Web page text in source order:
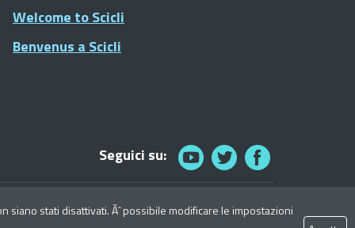
Welcome to Scicli
Benvenus a Scicli
Seguici su:
2021 Comune di Scicli - Tutti i diritti riservati
stati disattivati. Ãˆ possibile modificare le impostazioni